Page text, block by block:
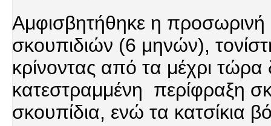
Αμφισβητήθηκε η προσωρινή
σκουπιδιών (6 μηνών),
κρίνοντας από τα μέχρι
κατεστραμμένη περίφραξη
σκουπίδια, ενώ τα κατσίκια